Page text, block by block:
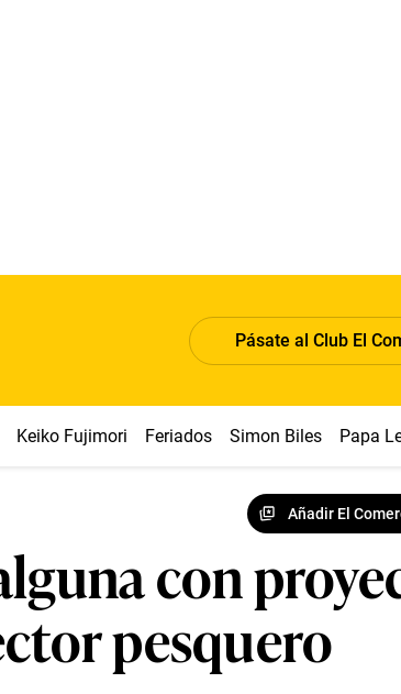
Pásate al Club El
Keiko Fujimori Feriados Simon Biles Papa
Añadir El
con
pesquero